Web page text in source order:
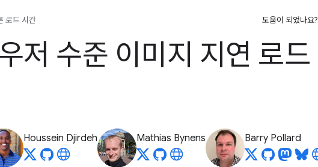
로드 시간 도움이 되었나요?
저 수준 이미지 지연 로드
Houssein Djirdeh Mathias Bynens Barry Pollard